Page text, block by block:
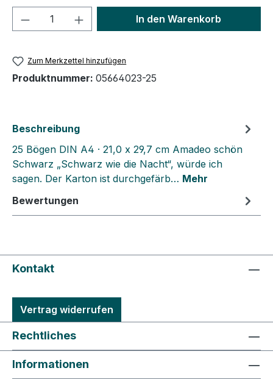
Produkt Anzahl: Gib denIn den Warenkorb
Zum Merkzettel hinzufügen
Produktnummer: 05664023-25
Beschreibung
25 Bögen DIN A4 · 21,0 x 29,7 cm Amadeo schön
Schwarz „Schwarz wie die Nacht“, würde ich
sagen. Der Karton ist durchgefärb… Mehr
Bewertungen
Kontakt
Vertrag widerrufen
Rechtliches
Informationen